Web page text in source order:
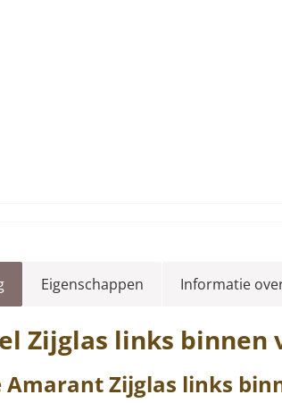
Eigenschappen Informatie
Zijglas links binnen
AmarantZijglas links